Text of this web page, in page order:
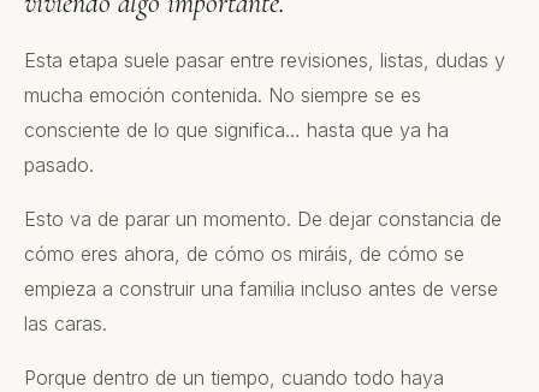
Esta etapa suele pasar entre revisiones, listas, dudas y
mucha emoción contenida. No siempre se es
consciente de lo que significa… hasta que ya ha
pasado.
Esto va de parar un momento. De dejar constancia de
cómo eres ahora, de cómo os miráis, de cómo se
empieza a construir una familia incluso antes de verse
las caras.
Porque dentro de un tiempo, cuando todo haya